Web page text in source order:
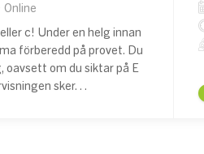
Online
c! Under en helg innan
förberedd på provet. Du
om du siktar på E
sker…